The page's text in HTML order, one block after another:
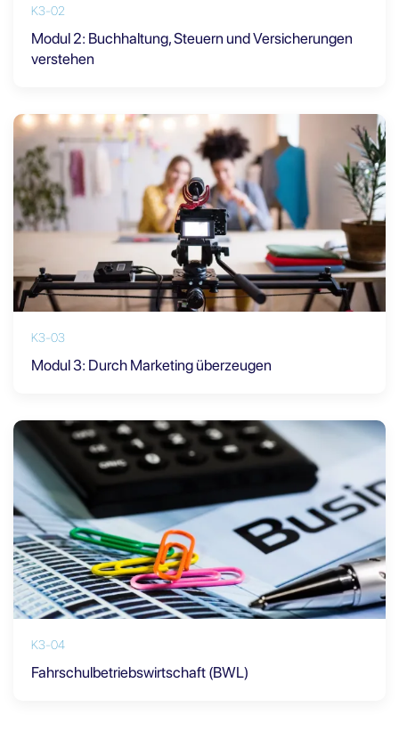
K3-02
Modul 2: Buchhaltung, Steuern und Versicherungen
verstehen
K3-03
Modul 3: Durch Marketing überzeugen
K3-04
Fahrschulbetriebswirtschaft (BWL)